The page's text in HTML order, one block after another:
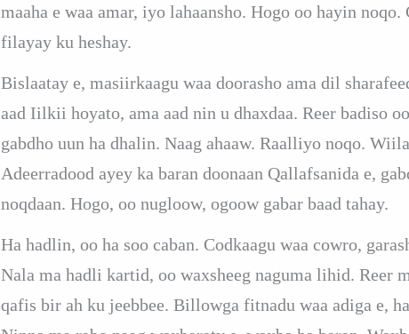
maaha e waa amar, iyo lahaansho. Hogo oo hayin
filayay ku heshay.
Bislaatay e, masiirkaagu waa doorasho ama dil
aad Iilkii hoyato, ama aad nin u dhaxdaa. Reer badiso
gabdho uun ha dhalin. Naag ahaaw. Raalliyo noqo.
Adeerradood ayey ka baran doonaan Qallafsanida e,
noqdaan. Hogo, oo nugloow, ogoow gabar baad tahay.
Ha hadlin, oo ha soo caban. Codkaagu waa cowro,
Nala ma hadli kartid, oo waxsheeg naguma lihid. Reer
qafis bir ah ku jeebbee. Billowga fitnadu waa adiga e,